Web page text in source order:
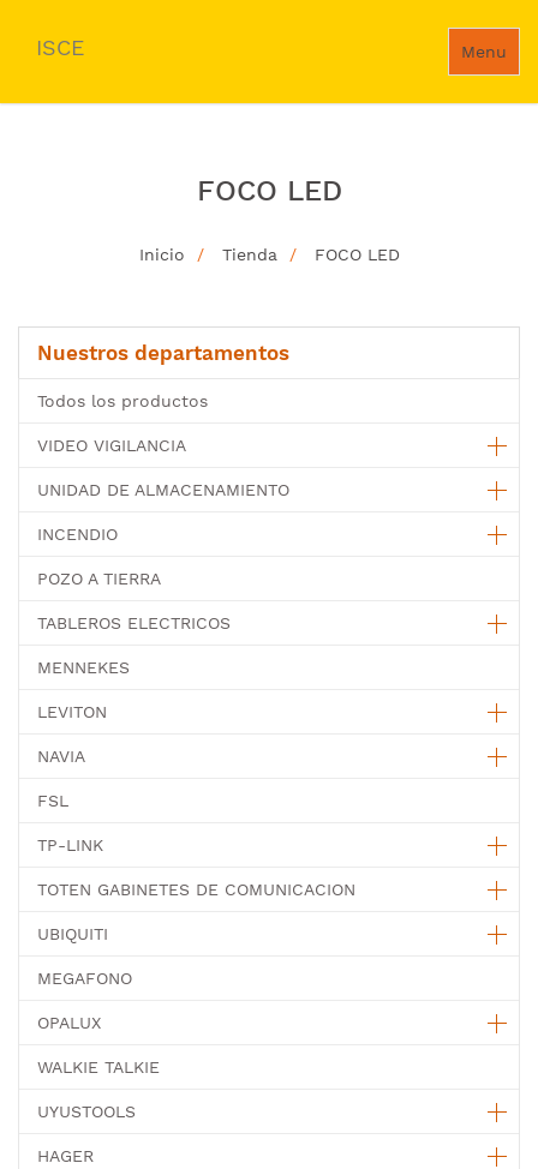
Menu
ISCE
FOCO LED
Inicio Tienda FOCO LED
Nuestros departamentos
Todos los productos
VIDEO VIGILANCIA
UNIDAD DE ALMACENAMIENTO
INCENDIO
POZO A TIERRA
TABLEROS ELECTRICOS
MENNEKES
LEVITON
NAVIA
FSL
TP-LINK
TOTEN GABINETES DE COMUNICACION
UBIQUITI
MEGAFONO
OPALUX
WALKIE TALKIE
UYUSTOOLS
HAGER